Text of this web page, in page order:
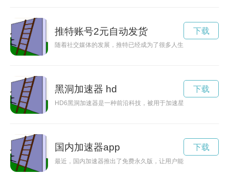
推特账号2元自动发货
随着社交媒体的发展，推特已经成为了很多人生活中不可或缺
下载
黑洞加速器 hd
HD6黑洞加速器是一种前沿科技，被用于加速星际飞船探索未
下载
国内加速器app
最近，国内加速器推出了免费永久版，让用户能够免费畅享更快
下载